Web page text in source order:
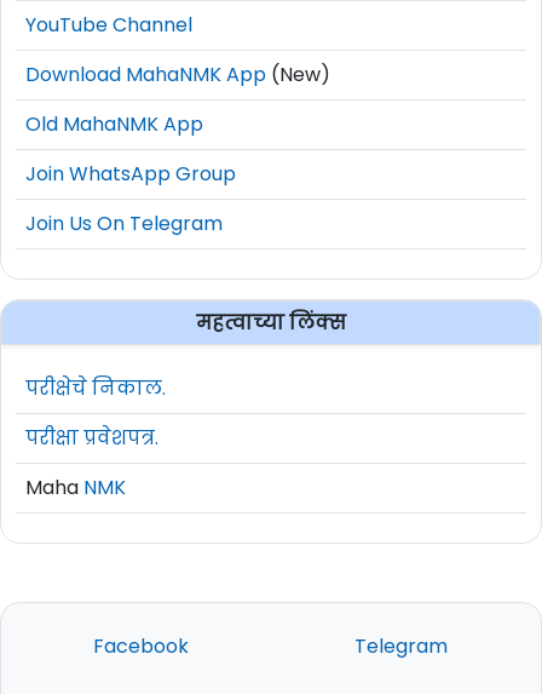
YouTube Channel
Download MahaNMK App (New)
Old MahaNMK App
Join WhatsApp Group
Join Us On Telegram
महत्वाच्या लिंक्स
परीक्षेचे निकाल.
परीक्षा प्रवेशपत्र.
Maha NMK
Facebook Telegram